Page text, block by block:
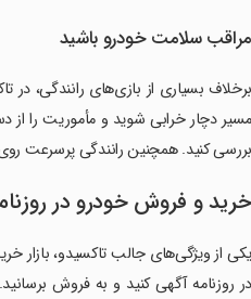
مراقب سلامت خودرو باشید
برخلاف بسیاری از بازی‌های رانندگی،
مسیر دچار خرابی شوید و مأموریت را از
بررسی کنید. همچنین رانندگی پرسرعت
خرید و فروش خودرو در
یکی از ویژگی‌های جالب تاکسیدو،
در روزنامه آگهی کنید و به فروش